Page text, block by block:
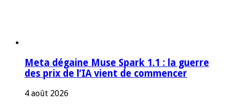
Meta dégaine Muse Spark 1.1 : la guerre
des prix de l’IA vient de commencer
4 août 2026